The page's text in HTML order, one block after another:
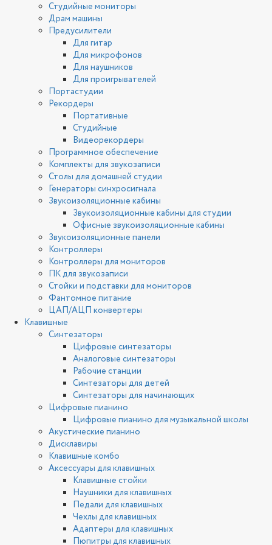
Студийные мониторы
Драм машины
Предусилители
Для гитар
Для микрофонов
Для наушников
Для проигрывателей
Портастудии
Рекордеры
Портативные
Студийные
Видеорекордеры
Программное обеспечение
Комплекты для звукозаписи
Столы для домашней студии
Генераторы синхросигнала
Звукоизоляционные кабины
Звукоизоляционные кабины для студии
Офисные звукоизоляционные кабины
Звукоизоляционные панели
Контроллеры
Контроллеры для мониторов
ПК для звукозаписи
Стойки и подставки для мониторов
Фантомное питание
ЦАП/АЦП конвертеры
Клавишные
Синтезаторы
Цифровые синтезаторы
Аналоговые синтезаторы
Рабочие станции
Синтезаторы для детей
Синтезаторы для начинающих
Цифровые пианино
Цифровые пианино для музыкальной школы
Акустические пианино
Дисклавиры
Клавишные комбо
Аксессуары для клавишных
Клавишные стойки
Наушники для клавишных
Педали для клавишных
Чехлы для клавишных
Адаптеры для клавишных
Пюпитры для клавишных